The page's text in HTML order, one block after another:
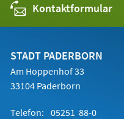
Kontaktformular
STADT PADERBORN
Am Hoppenhof 33
33104 Paderborn
Telefon: 05251 88-0